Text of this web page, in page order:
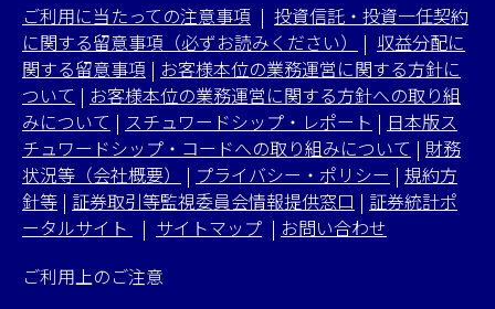
ご利用に当たっての注意事項 | 投資信託・投資一任契約
に関する留意事項（必ずお読みください）
| 収益分配に
関する留意事項 | お客様本位の業務運営に関する方針に
ついて | お客様本位の業務運営に関する方針への取り組
みについて | スチュワードシップ・レポート | 日本版ス
チュワードシップ・コードへの取り組みについて | 財務
状況等（会社概要）
| プライバシー・ポリシー | 規約方
針等 | 証券取引等監視委員会情報提供窓口 | 証券統計ポ
ータルサイト
| サイトマップ | お問い合わせ
ご利用上のご注意